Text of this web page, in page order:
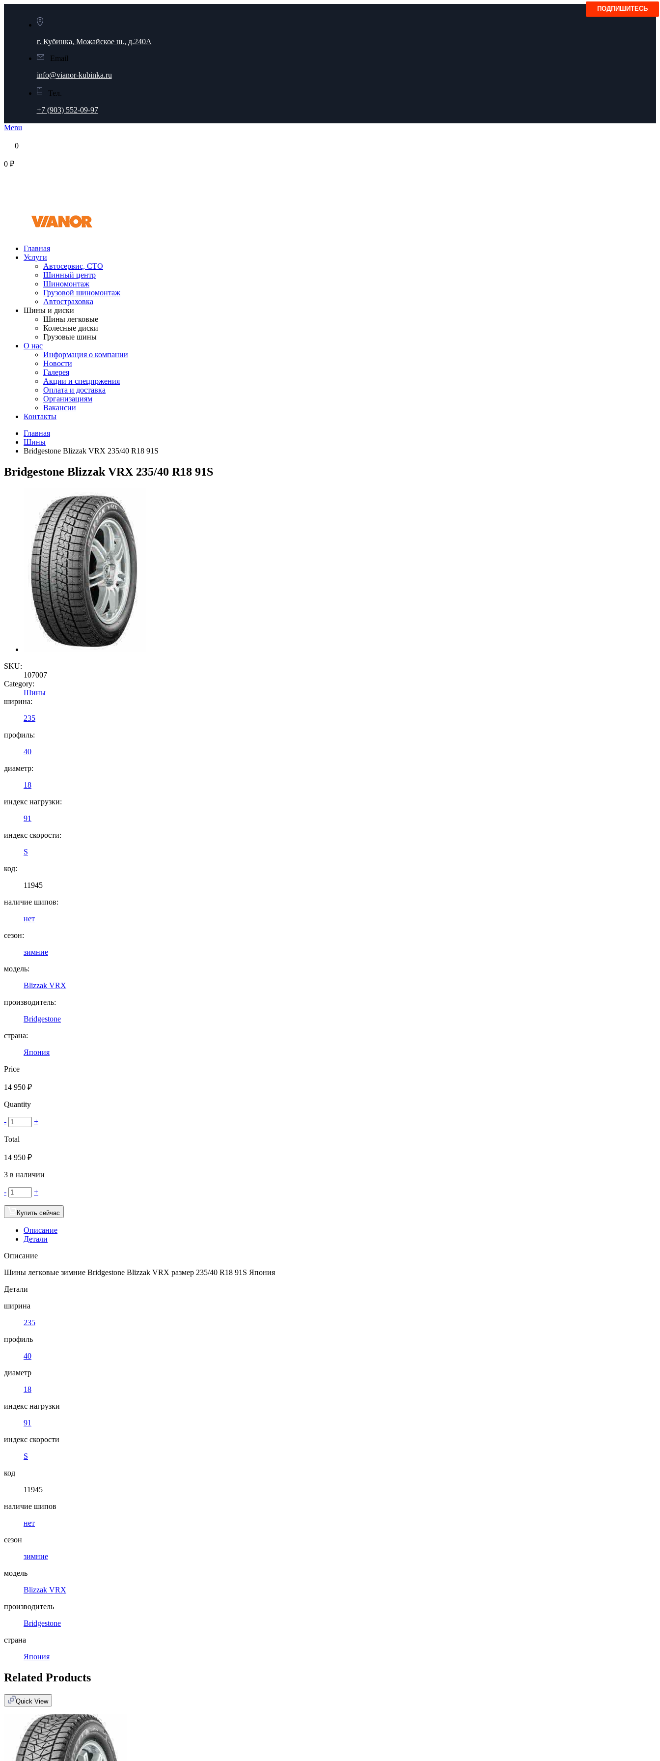
г. Кубинка, Можайское ш., д.240А
Email
info@vianor-kubinka.ru
Тел.
+7 (903) 552-09-97
Menu
0
0 ₽
Главная
Услуги
Автосервис, СТО
Шинный центр
Шиномонтаж
Грузовой шиномонтаж
Автостраховка
Шины и диски
Шины легковые
Колесные диски
Грузовые шины
О нас
Информация о компании
Новости
Галерея
Акции и спецпржения
Оплата и доставка
Организациям
Вакансии
Контакты
Главная
Шины
Bridgestone Blizzak VRX 235/40 R18 91S
Bridgestone Blizzak VRX 235/40 R18 91S
SKU:
107007
Category:
Шины
ширина:
235
профиль:
40
диаметр:
18
индекс нагрузки:
91
индекс скорости:
S
код:
11945
наличие шипов:
нет
сезон:
зимние
модель:
Blizzak VRX
производитель:
Bridgestone
страна:
Япония
Price
14 950 ₽
Quantity
- +
Total
14 950 ₽
3 в наличии
- +
Купить сейчас
Описание
Детали
Описание
Шины легковые зимние Bridgestone Blizzak VRX размер 235/40 R18 91S Япония
Детали
ширина
235
профиль
40
диаметр
18
индекс нагрузки
91
индекс скорости
S
код
11945
наличие шипов
нет
сезон
зимние
модель
Blizzak VRX
производитель
Bridgestone
страна
Япония
Related Products
Quick View